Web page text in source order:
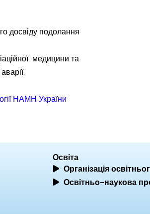
досвіду подолання
медицини та
НАМН України
Освіта
Організація
Освітньо-наукова